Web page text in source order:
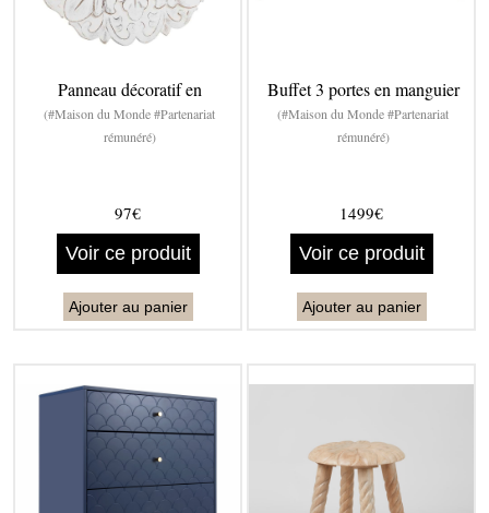
Panneau décoratif en
(#Maison du Monde #Partenariat
rémunéré)
97€
Voir ce produit
Ajouter au panier
Buffet 3 portes en manguier
(#Maison du Monde #Partenariat
rémunéré)
1499€
Voir ce produit
Ajouter au panier